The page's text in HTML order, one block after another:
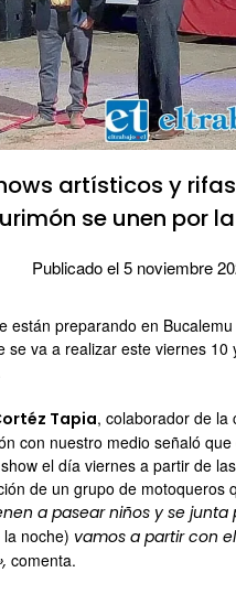
artísticos y
se unen por
Publicado el 5 noviembre
están preparando en
se va a realizar este viernes 10
Tapia, colaborador de la
con nuestro medio señaló que
el día viernes a partir de
de un grupo de motoqueros
a pasear niños y se junta
la noche) vamos a partir con
comenta.